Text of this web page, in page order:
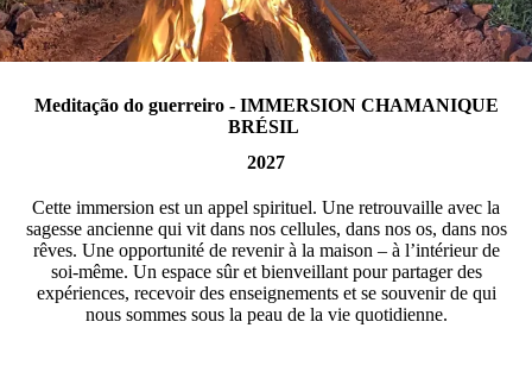
Meditação do guerreiro - IMMERSION CHAMANIQUE
BRÉSIL
2027
Cette immersion est un appel spirituel. Une retrouvaille avec la
sagesse ancienne qui vit dans nos cellules, dans nos os, dans nos
rêves. Une opportunité de revenir à la maison – à l’intérieur de
soi-même. Un espace sûr et bienveillant pour partager des
expériences, recevoir des enseignements et se souvenir de qui
nous sommes sous la peau de la vie quotidienne.